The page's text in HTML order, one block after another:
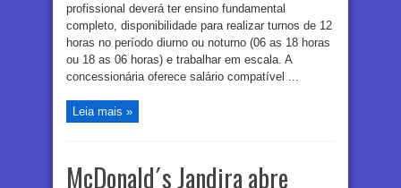
profissional deverá ter ensino fundamental
completo, disponibilidade para realizar turnos de 12
horas no período diurno ou noturno (06 as 18 horas
ou 18 as 06 horas) e trabalhar em escala. A
concessionária oferece salário compatível ...
Leia mais »
McDonald´s Jandira abre